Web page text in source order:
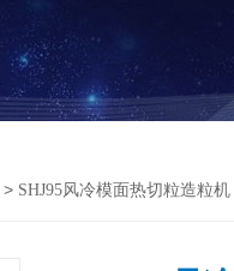
> SHJ95风冷模面热切粒造粒机